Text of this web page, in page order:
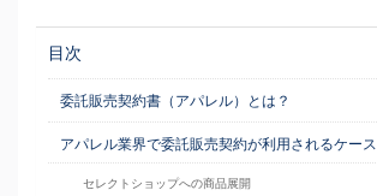
目次
委託販売契約書（アパレル）とは？
アパレル業界で委託販売契約が利用されるケース
セレクトショップへの商品展開